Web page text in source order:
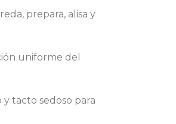
prepara, alisa y
uniforme del
tacto sedoso para